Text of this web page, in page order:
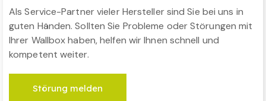
Als Service-Partner vieler Hersteller sind Sie bei uns in
guten Händen. Sollten Sie Probleme oder Störungen mit
Ihrer Wallbox haben, helfen wir Ihnen schnell und
kompetent weiter.
Störung melden